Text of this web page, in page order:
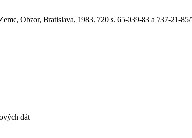
Obzor, Bratislava, 1983. 720 s. 65-039-83 a 737-21-85/
dát